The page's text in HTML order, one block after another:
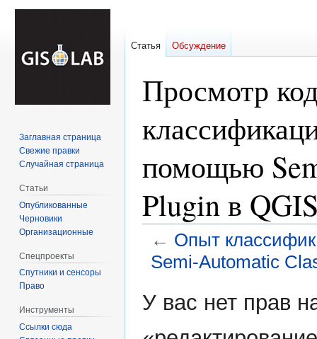
Просмотр
помощью
Plugin в
← Опыт
Semi-Automatic
ккУ вас нет прав
Статья Обсуждение
Заглавная страница
Свежие правки
Случайная страница
Статьи
Опубликованные
Черновики
Организационные
Спецпроекты
Спутники и сенсоры
Право
Инструменты
Ссылки сюда